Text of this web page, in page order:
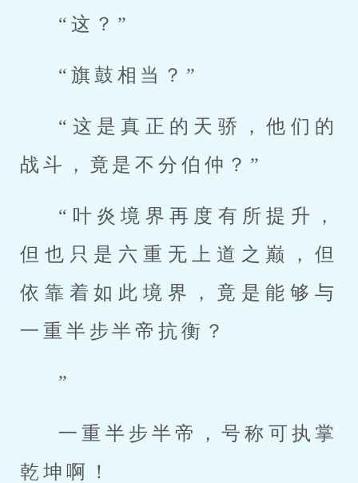
“这？”
“旗鼓相当？”
“这是真正的天骄，他们的
战斗，竟是不分伯仲？”
“叶炎境界再度有所提升，
但也只是六重无上道之巅，但
依靠着如此境界，竟是能够与
一重半步半帝抗衡？
”
一重半步半帝，号称可执掌
乾坤啊！